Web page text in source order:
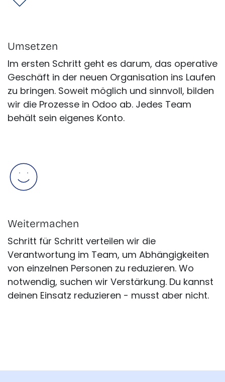
Umsetzen
Im ersten Schritt geht es darum, das operative
Geschäft in der neuen Organisation ins Laufen
zu bringen. Soweit möglich und sinnvoll, bilden
wir die Prozesse in Odoo ab. Jedes Team
behält sein eigenes Konto.
Weitermachen
Schritt für Schritt verteilen wir die
Verantwortung im Team, um Abhängigkeiten
von einzelnen Personen zu reduzieren. Wo
notwendig, suchen wir Verstärkung. Du kannst
deinen Einsatz reduzieren - musst aber nicht.